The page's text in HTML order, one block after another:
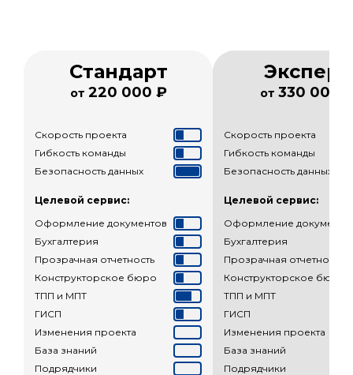
Стандарт
от 220 000 ₽
Скорость проекта
Гибкость команды
Безопасность данных
Целевой сервис:
Оформление документов
Бухгалтерия
Прозрачная отчетность
Конструкторское бюро
ТПП и МПТ
ГИСП
Изменения проекта
База знаний
Подрядчики
Эксперт
от 330 000
Скорость проекта
Гибкость команды
Безопасность данных
Целевой сервис:
Оформление
Бухгалтерия
Прозрачная отчетность
Конструкторское бюро
ТПП и МПТ
ГИСП
Изменения проекта
База знаний
Подрядчики